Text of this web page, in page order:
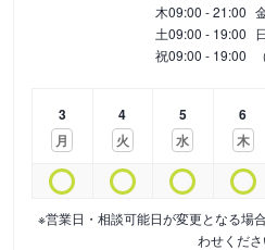
木09:00 - 21:00
土09:00 - 19:00
祝09:00 - 19:00
3
月
4
火
5
水
6
木
※営業日・相談可能日が変更となる場
わせくださ